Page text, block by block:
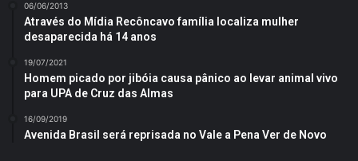
06/06/2013
Através do Mídia Recôncavo família localiza mulher
desaparecida há 14 anos
19/07/2021
Homem picado por jibóia causa pânico ao levar animal vivo
para UPA de Cruz das Almas
16/09/2019
Avenida Brasil será reprisada no Vale a Pena Ver de Novo